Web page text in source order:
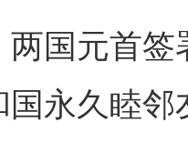
元首签
永久睦